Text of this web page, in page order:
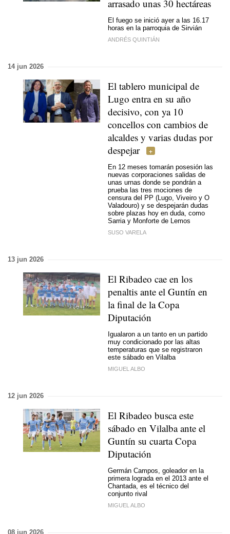
arrasado unas 30 hectáreas
El fuego se inició ayer a las 16.17
horas en la parroquia de Sirvián
ANDRÉS QUINTIÁN
14 jun 2026
El tablero municipal de
Lugo entra en su año
decisivo, con ya 10
concellos con cambios de
alcaldes y varias dudas por
despejar
En 12 meses tomarán posesión las
nuevas corporaciones salidas de
unas urnas donde se pondrán a
prueba las tres mociones de
censura del PP (Lugo, Viveiro y O
Valadouro) y se despejarán dudas
sobre plazas hoy en duda, como
Sarria y Monforte de Lemos
SUSO VARELA
13 jun 2026
El Ribadeo cae en los
penaltis ante el Guntín en
la final de la Copa
Diputación
Igualaron a un tanto en un partido
muy condicionado por las altas
temperaturas que se registraron
este sábado en Vilalba
MIGUEL ALBO
12 jun 2026
El Ribadeo busca este
sábado en Vilalba ante el
Guntín su cuarta Copa
Diputación
Germán Campos, goleador en la
primera lograda en el 2013 ante el
Chantada, es el técnico del
conjunto rival
MIGUEL ALBO
08 jun 2026